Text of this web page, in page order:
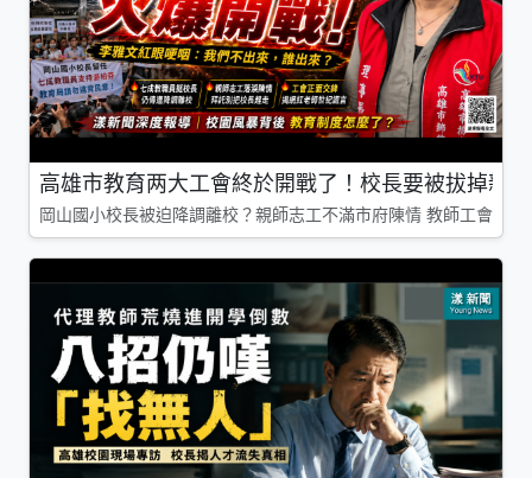
高雄市教育两大工會終於開戰了！校長要被拔掉親
岡山國小校長被迫降調離校？親師志工不滿市府陳情 教師工會槓